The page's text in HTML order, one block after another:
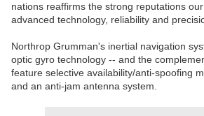
nations reaffirms the strong reputations
advanced technology, reliability and
Northrop Grumman's inertial navigation
optic gyro technology -- and the
feature selective availability/anti-spoofing
and an anti-jam antenna system.